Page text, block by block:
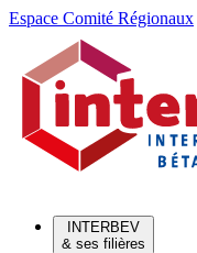
Aller
Aller
contenu
Espace Comité Régionaux
INTERBEV
& ses filières